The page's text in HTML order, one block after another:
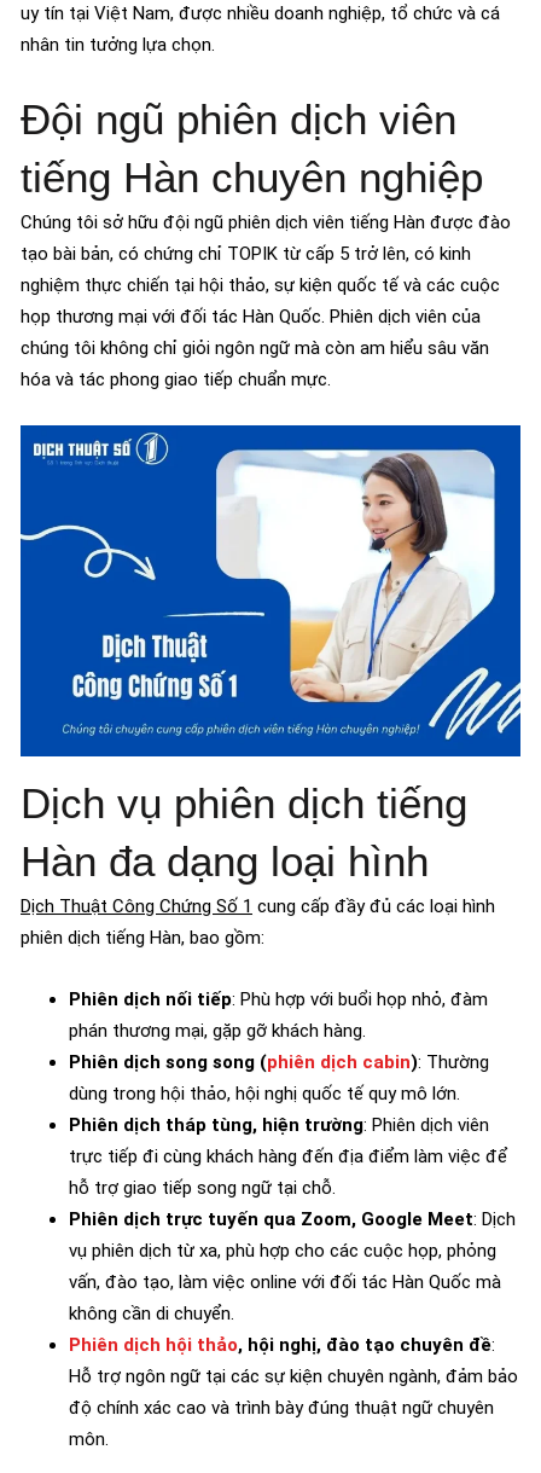
uy tín tại Việt Nam, được nhiều doanh nghiệp, tổ chức và cá
nhân tin tưởng lựa chọn.
Đội ngũ phiên dịch viên
tiếng Hàn chuyên nghiệp
Chúng tôi sở hữu đội ngũ phiên dịch viên tiếng Hàn được đào
tạo bài bản, có chứng chỉ TOPIK từ cấp 5 trở lên, có kinh
nghiệm thực chiến tại hội thảo, sự kiện quốc tế và các cuộc
họp thương mại với đối tác Hàn Quốc. Phiên dịch viên của
chúng tôi không chỉ giỏi ngôn ngữ mà còn am hiểu sâu văn
hóa và tác phong giao tiếp chuẩn mực.
Dịch vụ phiên dịch tiếng
Hàn đa dạng loại hình
Dịch Thuật Công Chứng Số 1 cung cấp đầy đủ các loại hình
phiên dịch tiếng Hàn, bao gồm:
Phiên dịch nối tiếp: Phù hợp với buổi họp nhỏ, đàm
phán thương mại, gặp gỡ khách hàng.
Phiên dịch song song (phiên dịch cabin): Thường
dùng trong hội thảo, hội nghị quốc tế quy mô lớn.
Phiên dịch tháp tùng, hiện trường: Phiên dịch viên
trực tiếp đi cùng khách hàng đến địa điểm làm việc để
hỗ trợ giao tiếp song ngữ tại chỗ.
Phiên dịch trực tuyến qua Zoom, Google Meet: Dịch
vụ phiên dịch từ xa, phù hợp cho các cuộc họp, phỏng
vấn, đào tạo, làm việc online với đối tác Hàn Quốc mà
không cần di chuyển.
Phiên dịch hội thảo, hội nghị, đào tạo chuyên đề:
Hỗ trợ ngôn ngữ tại các sự kiện chuyên ngành, đảm bảo
độ chính xác cao và trình bày đúng thuật ngữ chuyên
môn.